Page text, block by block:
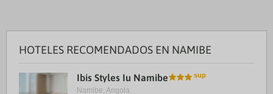
HOTELES RECOMENDADOS EN NAMIBE
Ibis Styles Iu Namibe
Namibe, Angola.